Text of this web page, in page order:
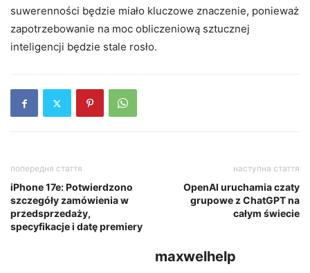
suwerenności będzie miało kluczowe znaczenie, ponieważ
zapotrzebowanie na moc obliczeniową sztucznej
inteligencji będzie stale rosło.
попередня стаття
iPhone 17e: Potwierdzono
szczegóły zamówienia w
przedsprzedaży,
specyfikacje i datę premiery
наступна стаття
OpenAI uruchamia czaty
grupowe z ChatGPT na
całym świecie
maxwelhelp